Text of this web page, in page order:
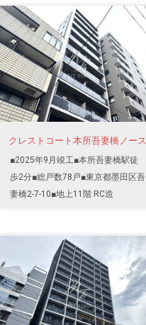
クレストコート本所吾妻橋ノース
■2025年9月竣工■本所吾妻橋駅徒
歩2分■総戸数78戸■東京都墨田区吾
妻橋2-7-10■地上11階 RC造